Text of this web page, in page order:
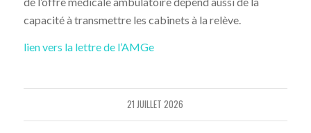
capacité à transmettre les cabinets à la relève.
lien vers la lettre de l’AMGe
21 JUILLET 2026